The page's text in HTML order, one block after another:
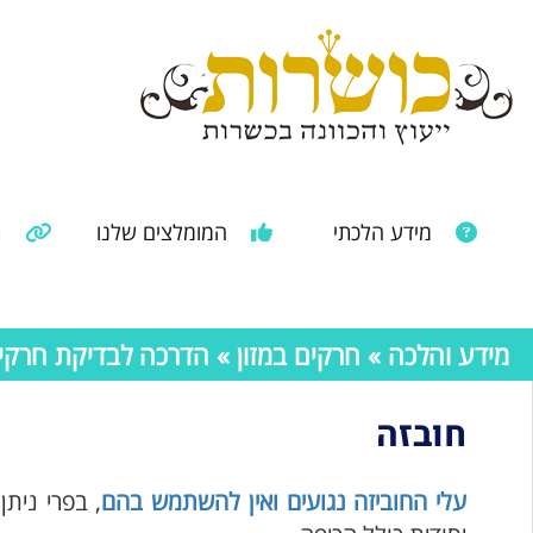
מידע הלכתי המומלצים שלנו
מידע והלכה » חרקים במזון » הדרכה לבדיקת
חובזה
עלי החוביזה נגועים ואין להשתמש בהם, בפרי